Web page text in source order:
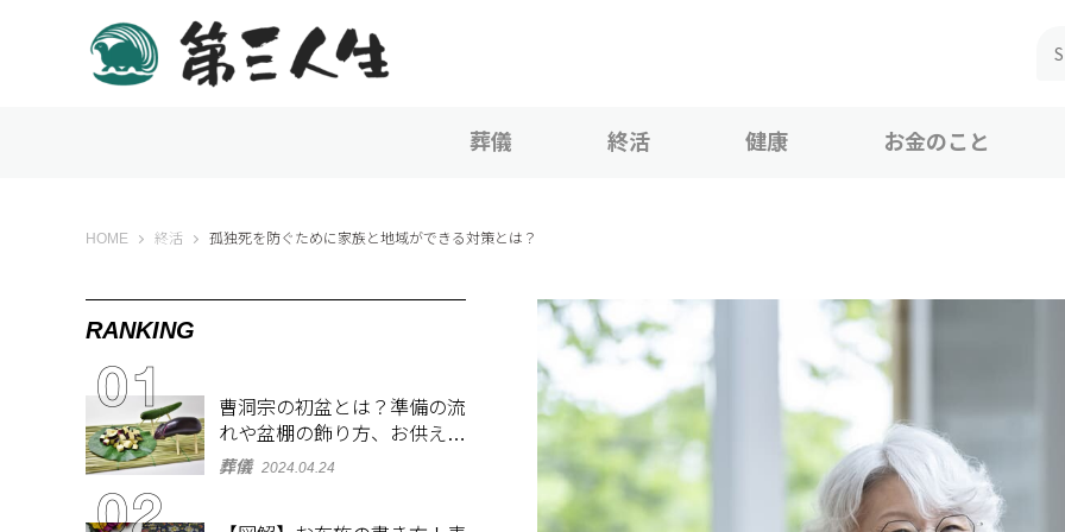
葬儀 終活 健康 お金のこと
HOME 第三人生 〜寄り道の歩き方〜
終活 孤独死を防ぐために家族と地域ができる対策とは？
RANKING
曹洞宗の初盆とは？準備の流
れや盆棚の飾り方、お供え物
を解説
葬儀 2024.04.24